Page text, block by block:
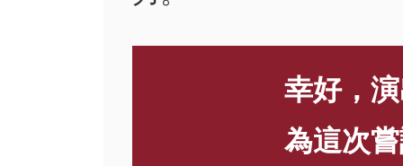
幸好，
為這次